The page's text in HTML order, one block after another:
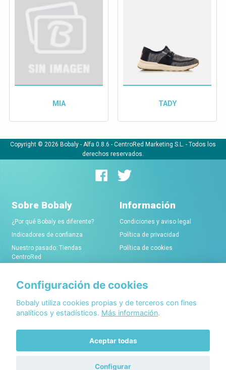
MIA TADY
Copyright © 2026 Bobaly - Alfa 0.8.6 - CentroRed Marketing S.L. - Todos los
derechos reservados.
Sobre Bobaly
¿Por qué Bobaly es diferente?
Indicadores de confianza
Nuestro pasado: Tiendas
CentroRed
Información
Condiciones y aviso legal
Política de privacidad
Política de cookies
Comerciantes
Alta de tiendas online
Condiciones de alta
Conócenos
Acerca de Bobaly Partners
Partner eCommerce
Configuración de cookies
Bobaly utiliza cookies propias y de terceros con fines
analíticos y estadísticos. Más información.
Aceptar todas
Configurar